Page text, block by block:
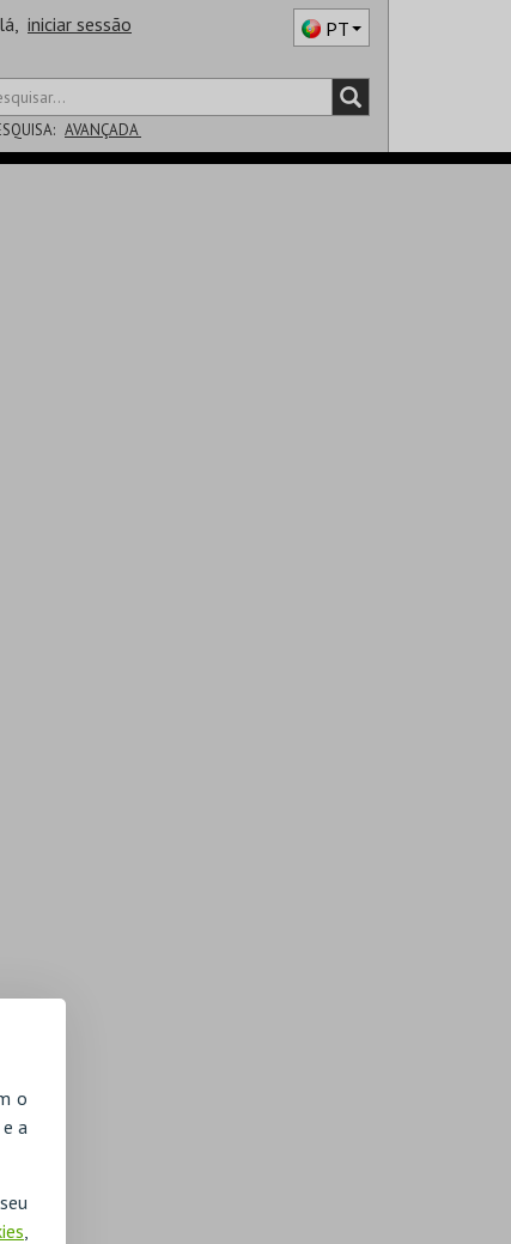
o
a
,
iniciar sessão PT
AVANÇADA